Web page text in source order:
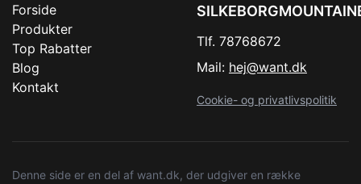
Forside
Produkter
Top Rabatter
Blog
Kontakt
Tlf. 78768672
Mail: hej@want.dk
Cookie- og privatlivspolitik
Denne side er en del af want.dk, der udgiver en række